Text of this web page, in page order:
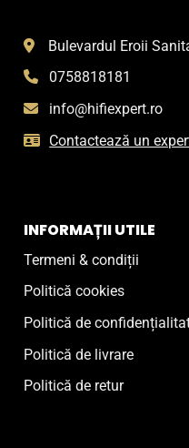
Bulevardul Eroii
0758818181
info@hifiexpert.ro
Contactează un
INFORMAȚII UTILE
Termeni & condiții
Politică cookies
Politică de
Politică de livrare
Politică de retur